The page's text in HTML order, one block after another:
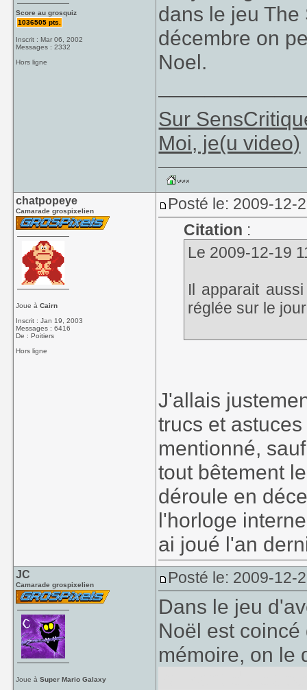
Score au grosquiz
1036505 pts.
Inscrit : Mar 06, 2002
Messages : 2332
Hors ligne
dans le jeu
décembre on
Noel.
Sur
Moi, je(u video)
chatpopeye
Camarade grospixelien
Joue àCairn
Inscrit : Jan 19, 2003
Messages : 6416
De : Poitiers
Hors ligne
Posté le: 2009-12-
Citation :
Le 2009-12-19
Il apparait
réglée sur le
J'allais
trucs et
mentionné,
tout bêtement
déroule en
l'horloge
ai joué l'an
JC
Camarade grospixelien
Joue àSuper Mario Galaxy
Posté le: 2009-12-
Dans le jeu
Noël est
mémoire, on le